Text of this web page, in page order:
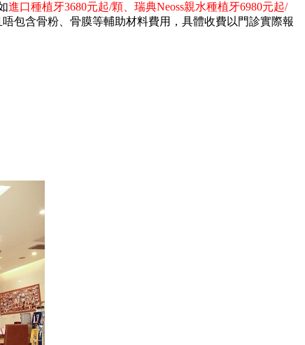
進口種植牙3680元起/顆、瑞典Neoss親水種植牙6980元起/
唔包含骨粉、骨膜等輔助材料費用，具體收費以門診實際報